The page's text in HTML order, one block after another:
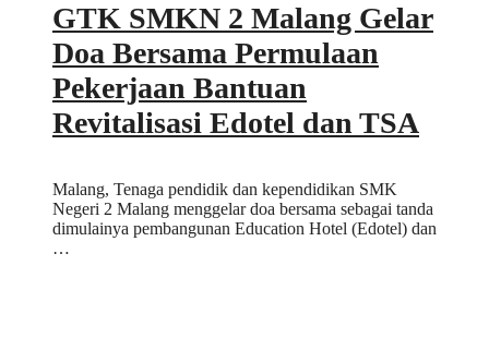
GTK SMKN 2 Malang Gelar
Doa Bersama Permulaan
Pekerjaan Bantuan
Revitalisasi Edotel dan TSA
Malang, Tenaga pendidik dan kependidikan SMK
Negeri 2 Malang menggelar doa bersama sebagai tanda
dimulainya pembangunan Education Hotel (Edotel) dan
…